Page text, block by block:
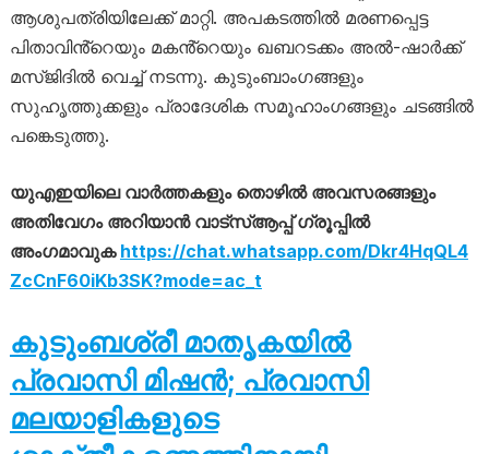
ആശുപത്രിയിലേക്ക് മാറ്റി. അപകടത്തിൽ മരണപ്പെട്ട
പിതാവിൻ്റെയും മകൻ്റെയും ഖബറടക്കം അൽ-ഷാർക്ക്
മസ്ജിദിൽ വെച്ച് നടന്നു. കുടുംബാംഗങ്ങളും
സുഹൃത്തുക്കളും പ്രാദേശിക സമൂഹാംഗങ്ങളും ചടങ്ങിൽ
പങ്കെടുത്തു.
യുഎഇയിലെ വാർത്തകളും തൊഴിൽ അവസരങ്ങളും
അതിവേഗം അറിയാൻ വാട്സ്ആപ്പ് ഗ്രൂപ്പിൽ
അംഗമാവുക https://chat.whatsapp.com/Dkr4HqQL4
ZcCnF60iKb3SK?mode=ac_t
കുടുംബശ്രീ മാതൃകയിൽ
പ്രവാസി മിഷൻ; പ്രവാസി
മലയാളികളുടെ